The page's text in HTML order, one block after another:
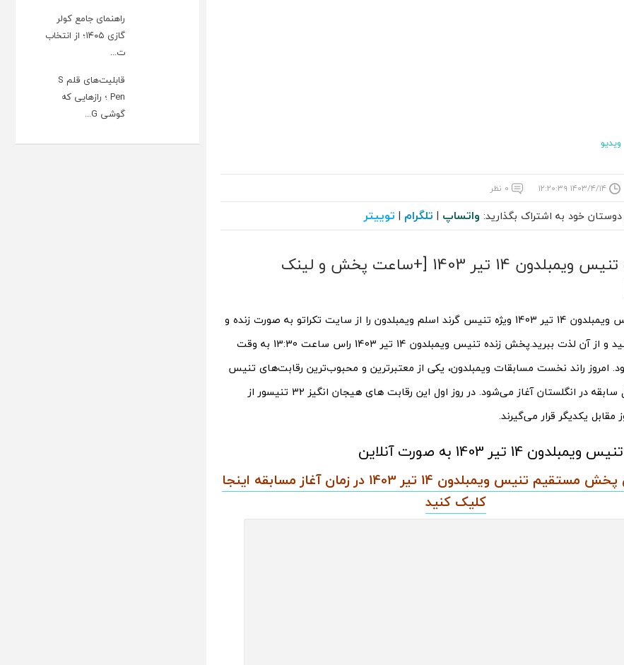
ویدیو
۱۴۰۳/۴/۱۴ ۱۲:۲۰:۳۹ ۰ نظر
خود به اشتراک بگذارید: واتساپ | تلگرام | توییتر
پخش زنده تنیس ویمبلدون 14 تیر 1403 [+ساعت پخش و لینک
پخش زنده تنیس ویمبلدون 14 تیر 1403 ویژه تنیس گرند اسلم ویمبلدون را از سایت تکراتو به صورت زنده و
و از آن لذت ببرید.
پخش زنده تنیس ویمبلدون 14 تیر 1403 راس ساعت 13:30 به وقت
امروز راند نخست مسابقات ویمبلدون، یکی از معتبرترین و محبوب‌ترین رقابت‌های تنیس
دنیا با 147 سال سابقه در انگلستان آغاز می‌شود. در روز اول این رقابت های هیجان انگیز 32 تنیسور از
مقابل یکدیگر قرار می‌گیرند.
14 تیر 1403 به صورت آنلاین
برای تماشای پخش مستقیم تنیس ویمبلدون 14 تیر 1403 در زمان آغاز مسابقه اینجا
کلیک کنید
راهنمای جامع کولر
گازی ۱۴۰۵؛ از انتخاب
ت...
قابلیت‌های قلم S
Pen ؛ رازهایی که
گوشی G...